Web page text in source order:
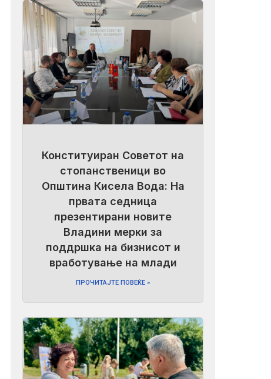
Конституиран Советот на
стопанственици во
Општина Кисела Вода: На
првата седница
презентирани новите
Владини мерки за
поддршка на бизнисот и
вработување на млади
ПРОЧИТАЈТЕ ПОВЕЌЕ »